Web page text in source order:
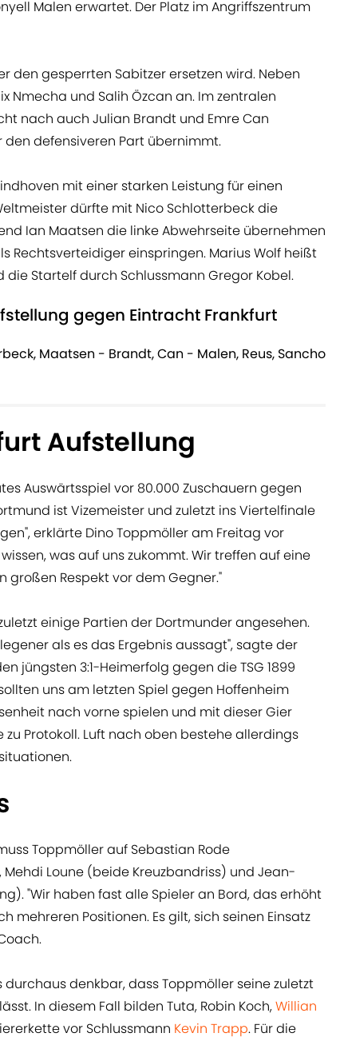
Malen erwartet. Der Platz im Angriffszentrum
den gesperrten Sabitzer ersetzen wird. Neben
Nmecha und Salih Özcan an. Im zentralen
nach auch Julian Brandt und Emre Can
defensiveren Part übernimmt.
mit einer starken Leistung für einen
dürfte mit Nico Schlotterbeck die
Ian Maatsen die linke Abwehrseite übernehmen
Rechtsverteidiger einspringen. Marius Wolf heißt
Startelf durch Schlussmann Gregor Kobel.
gegen Eintracht Frankfurt
Maatsen - Brandt, Can - Malen, Reus, Sancho
Aufstellung
Auswärtsspiel vor 80.000 Zuschauern gegen
ist Vizemeister und zuletzt ins Viertelfinale
erklärte Dino Toppmöller am Freitag vor
was auf uns zukommt. Wir treffen auf eine
Respekt vor dem Gegner."
einige Partien der Dortmunder angesehen.
als es das Ergebnis aussagt", sagte der
jüngsten 3:1-Heimerfolg gegen die TSG 1899
uns am letzten Spiel gegen Hoffenheim
nach vorne spielen und mit dieser Gier
Protokoll. Luft nach oben bestehe allerdings
Toppmöller auf Sebastian Rode
Loune (beide Kreuzbandriss) und Jean-
"Wir haben fast alle Spieler an Bord, das erhöht
mehreren Positionen. Es gilt, sich seinen Einsatz
durchaus denkbar, dass Toppmöller seine zuletzt
In diesem Fall bilden Tuta, Robin Koch,Willian
vor Schlussmann Kevin Trapp. Für die